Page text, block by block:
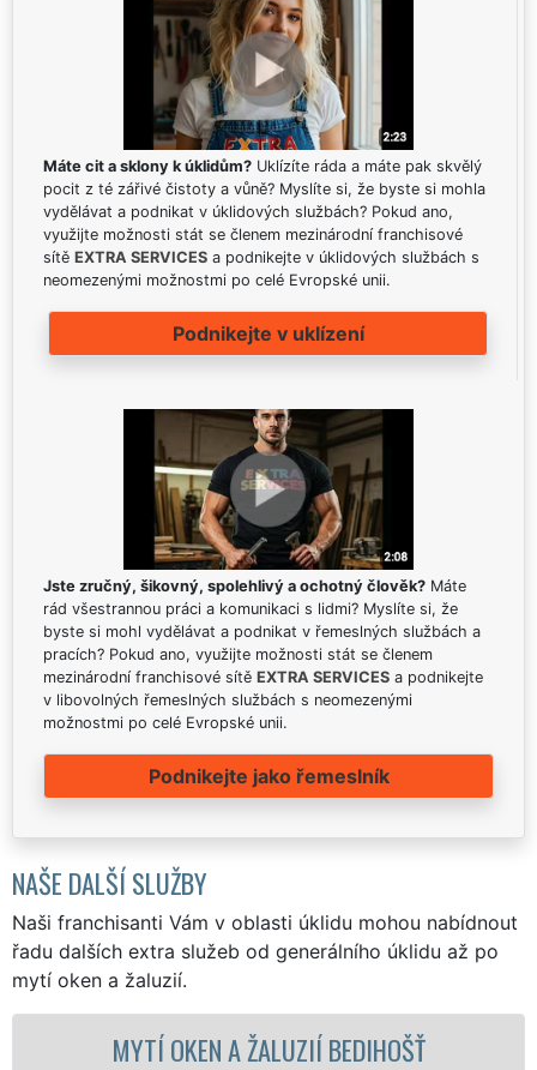
Máte cit a sklony k úklidům? Uklízíte ráda a máte pak skvělý
pocit z té zářivé čistoty a vůně? Myslíte si, že byste si mohla
vydělávat a podnikat v úklidových službách? Pokud ano,
využijte možnosti stát se členem mezinárodní franchisové
sítě EXTRA SERVICES a podnikejte v úklidových službách s
neomezenými možnostmi po celé Evropské unii.
Podnikejte v uklízení
Jste zručný, šikovný, spolehlivý a ochotný člověk? Máte
rád všestrannou práci a komunikaci s lidmi? Myslíte si, že
byste si mohl vydělávat a podnikat v řemeslných službách a
pracích? Pokud ano, využijte možnosti stát se členem
mezinárodní franchisové sítě EXTRA SERVICES a podnikejte
v libovolných řemeslných službách s neomezenými
možnostmi po celé Evropské unii.
Podnikejte jako řemeslník
NAŠE DALŠÍ SLUŽBY
Naši franchisanti Vám v oblasti úklidu mohou nabídnout
řadu dalších extra služeb od generálního úklidu až po
mytí oken a žaluzií.
A ŽALUZIÍ BEDIHOŠŤ